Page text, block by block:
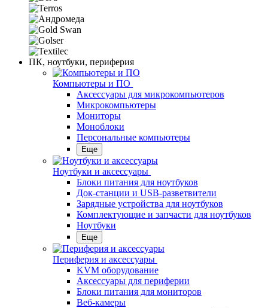
ПК, ноутбуки, периферия
Компьютеры и ПО
Аксессуары для микрокомпьютеров
Микрокомпьютеры
Мониторы
Моноблоки
Персональные компьютеры
Еще
Ноутбуки и аксессуары
Блоки питания для ноутбуков
Док-станции и USB-разветвители
Зарядные устройства для ноутбуков
Комплектующие и запчасти для ноутбуков
Ноутбуки
Еще
Периферия и аксессуары
KVM оборудование
Аксессуары для периферии
Блоки питания для мониторов
Веб-камеры